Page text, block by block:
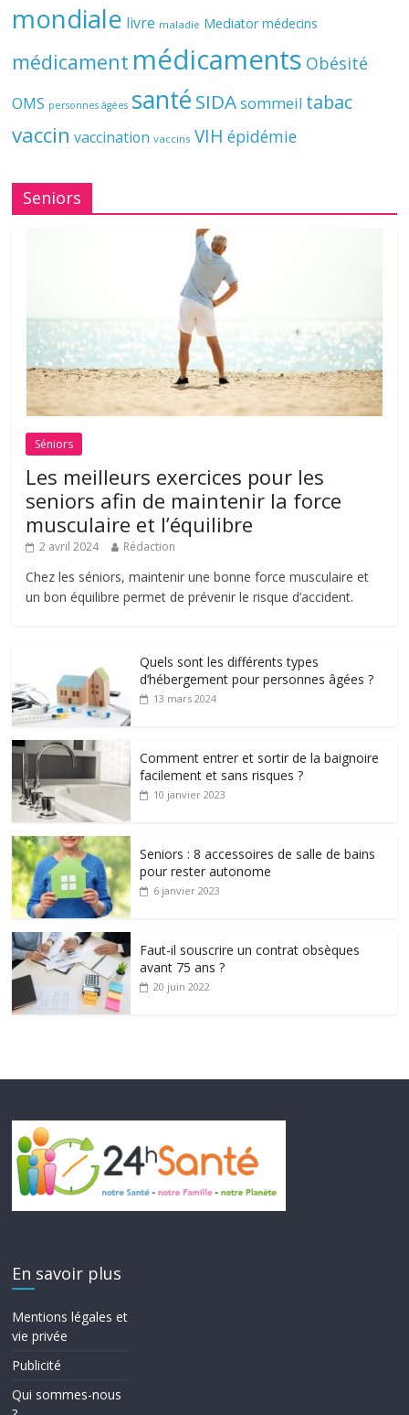
mondiale livre maladie Mediator médecins
médicament médicaments Obésité
OMS personnes âgées santé SIDAsommeil tabac
vaccin vaccination vaccins VIH épidémie
Seniors
Séniors
Les meilleurs exercices pour les
seniors afin de maintenir la force
musculaire et l’équilibre
2 avril 2024 Rédaction
Chez les séniors, maintenir une bonne force musculaire et
un bon équilibre permet de prévenir le risque d’accident.
Quels sont les différents types
d’hébergement pour personnes âgées ?
13 mars 2024
Comment entrer et sortir de la baignoire
facilement et sans risques ?
10 janvier 2023
Seniors : 8 accessoires de salle de bains
pour rester autonome
6 janvier 2023
Faut-il souscrire un contrat obsèques
avant 75 ans ?
20 juin 2022
En savoir plus
Mentions légales et
vie privée
Publicité
Qui sommes-nous